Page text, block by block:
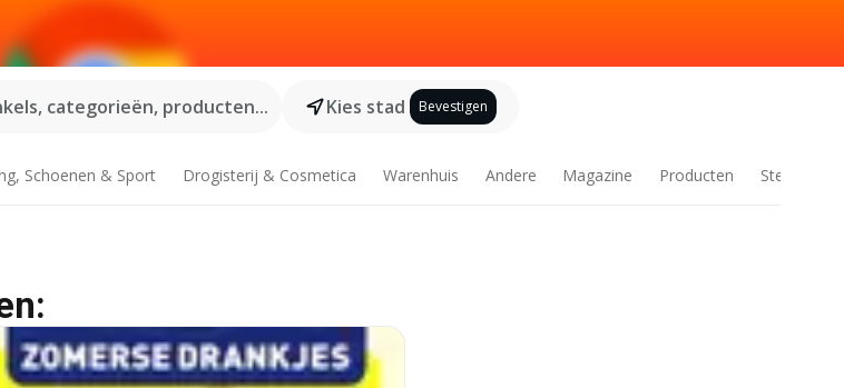
categorieën, producten...
Kies stad Bevestigen
Schoenen & Sport Drogisterij & Cosmetica Warenhuis Andere Magazine Producten Steden